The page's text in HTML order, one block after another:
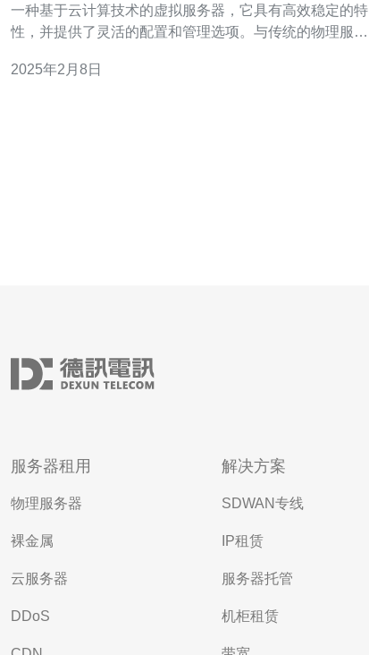
一种基于云计算技术的虚拟服务器，它具有高效稳定的特
性，并提供了灵活的配置和管理选项。与传统的物理服务
马来西亚是一个互联网发达的国家，拥有先进的网络基础
2025年2月8日
服务器租用
物理服务器
裸金属
云服务器
DDoS
解决方案
SDWAN专线
IP租赁
服务器托管
机柜租赁